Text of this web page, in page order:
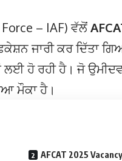
– IAF) ਵੱਲੋਂ
ਜਾਰੀ ਕਰ ਦਿੱਤਾ
ਹੋ ਰਹੀ ਹੈ। ਜੋ
ਮੌਕਾ ਹੈ।
AFCAT 2025